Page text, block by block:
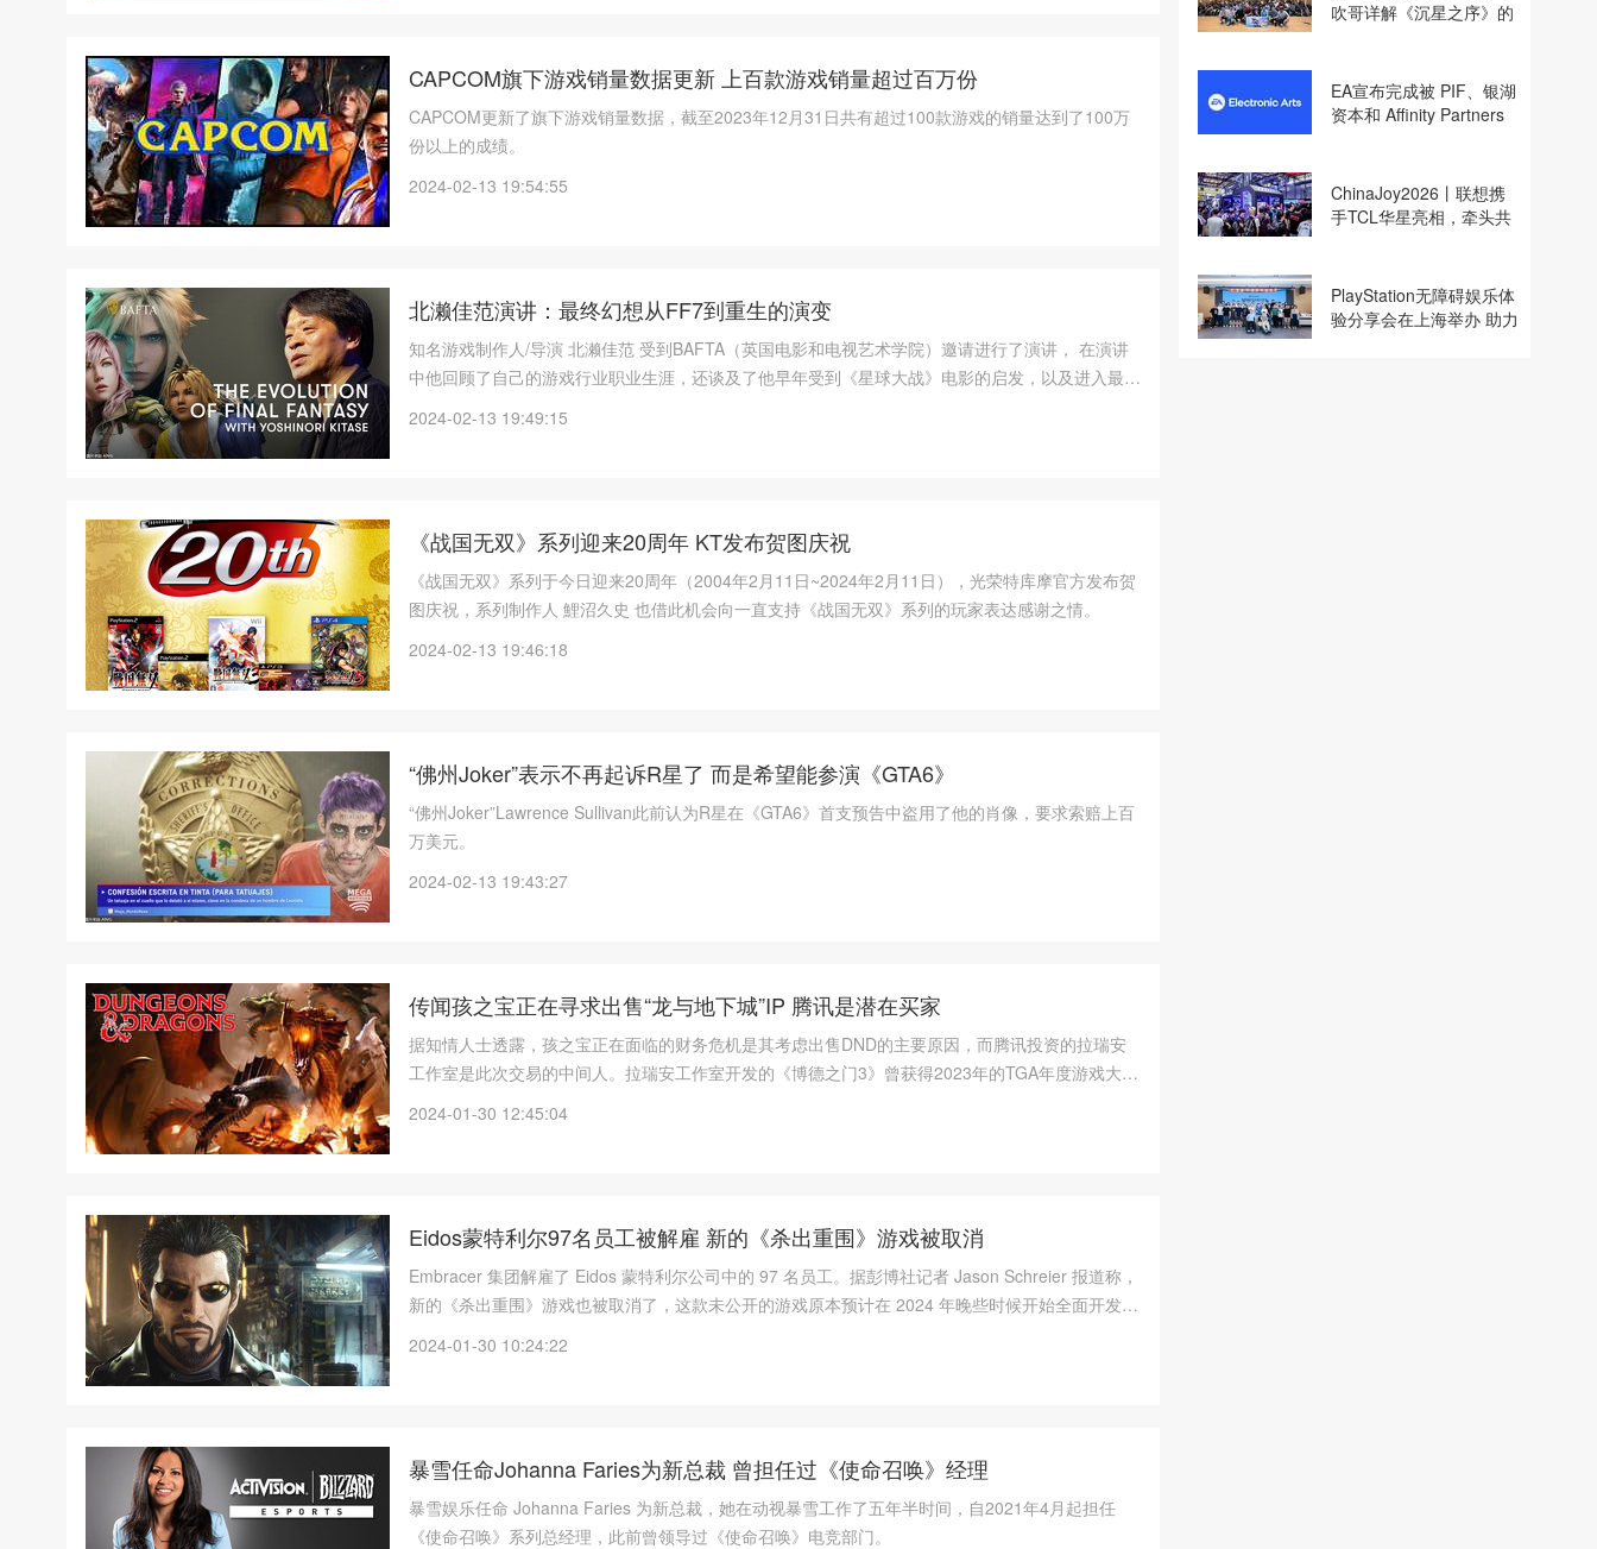
CAPCOM旗下游戏销量数据更新 上百款游戏销量超过百万份
CAPCOM更新了旗下游戏销量数据，截至2023年12月31日共有超过100款游戏的销量达到了100万
份以上的成绩。
2024-02-13 19:54:55
北濑佳范演讲：最终幻想从FF7到重生的演变
知名游戏制作人/导演 北濑佳范 受到BAFTA（英国电影和电视艺术学院）邀请进行了演讲， 在演讲
中他回顾了自己的游戏行业职业生涯，还谈及了他早年受到《星球大战》电影的启发，以及进入最终
2024-02-13 19:49:15
《战国无双》系列迎来20周年 KT发布贺图庆祝
《战国无双》系列于今日迎来20周年（2004年2月11日~2024年2月11日），光荣特库摩官方发布贺
图庆祝，系列制作人 鯉沼久史 也借此机会向一直支持《战国无双》系列的玩家表达感谢之情。
2024-02-13 19:46:18
“佛州Joker”表示不再起诉R星了 而是希望能参演《GTA6》
“佛州Joker”Lawrence Sullivan此前认为R星在《GTA6》首支预告中盗用了他的肖像，要求索赔上百
万美元。
2024-02-13 19:43:27
传闻孩之宝正在寻求出售“龙与地下城”IP 腾讯是潜在买家
据知情人士透露，孩之宝正在面临的财务危机是其考虑出售DND的主要原因，而腾讯投资的拉瑞安
工作室是此次交易的中间人。拉瑞安工作室开发的《博德之门3》曾获得2023年的TGA年度游戏大
2024-01-30 12:45:04
Eidos蒙特利尔97名员工被解雇 新的《杀出重围》游戏被取消
Embracer 集团解雇了 Eidos 蒙特利尔公司中的 97 名员工。据彭博社记者 Jason Schreier 报道称，
新的《杀出重围》游戏也被取消了，这款未公开的游戏原本预计在 2024 年晚些时候开始全面开发工
2024-01-30 10:24:22
暴雪任命Johanna Faries为新总裁 曾担任过《使命召唤》经理
暴雪娱乐任命 Johanna Faries 为新总裁，她在动视暴雪工作了五年半时间，自2021年4月起担任
《使命召唤》系列总经理，此前曾领导过《使命召唤》电竞部门。
吹哥详解《沉星之序》的
EA宣布完成被 PIF、银湖
资本和 Affinity Partners
ChinaJoy2026丨联想携
手TCL华星亮相，牵头共
PlayStation无障碍娱乐体
验分享会在上海举办 助力